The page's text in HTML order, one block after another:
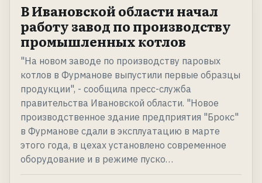
В Ивановской области начал
работу завод по производству
промышленных котлов
"На новом заводе по производству паровых
котлов в Фурманове выпустили первые образцы
продукции", - сообщила пресс-служба
правительства Ивановской области. "Новое
производственное здание предприятия "Брокс"
в Фурманове сдали в эксплуатацию в марте
этого года, в цехах установлено современное
оборудование и в режиме пуско…